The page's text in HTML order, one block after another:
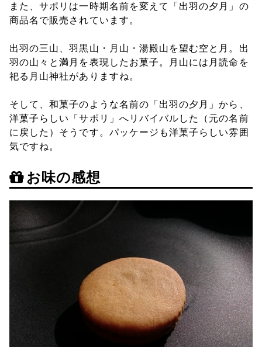
また、サポリは一時期名前を変えて「出羽の夕月」の
商品名で販売されています。
出羽の三山、羽黒山・月山・湯殿山を望む空と月。出
羽の山々と満月を表現したお菓子。月山には月読命を
祀る月山神社がありますね。
そして、和菓子のような名前の「出羽の夕月」から、
洋菓子らしい「サポリ」へリバイバルした（元の名前
に戻した）そうです。パッケージも洋菓子らしい雰囲
気ですね。
お味の感想